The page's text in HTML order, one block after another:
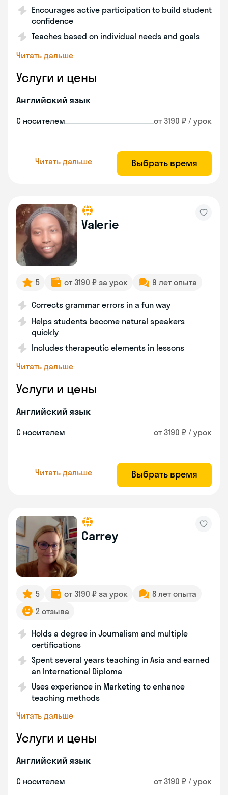
Encourages active participation to build student
confidence
Teaches based on individual needs and goals
Читать дальше
Услуги и цены
Английский язык
С носителем от 3190 ₽ / урок
Читать дальше Выбрать время
Valerie
5 от 3190 ₽ за урок 9 лет опыта
Corrects grammar errors in a fun way
Helps students become natural speakers
quickly
Includes therapeutic elements in lessons
Читать дальше
Услуги и цены
Английский язык
С носителем от 3190 ₽ / урок
Читать дальше Выбрать время
Carrey
5 от 3190 ₽ за урок
8 лет опыта
2 отзыва
Holds a degree in Journalism and multiple
certifications
Spent several years teaching in Asia and earned
an International Diploma
Uses experience in Marketing to enhance
teaching methods
Читать дальше
Услуги и цены
Английский язык
С носителем от 3190 ₽ / урок